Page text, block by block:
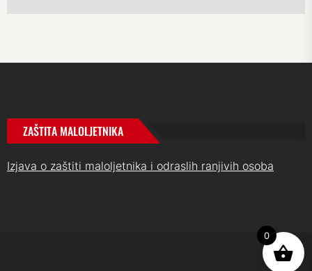
ZAŠTITA MALOLJETNIKA
Izjava o zaštiti maloljetnika i odraslih ranjivih osoba
UP ↑
0